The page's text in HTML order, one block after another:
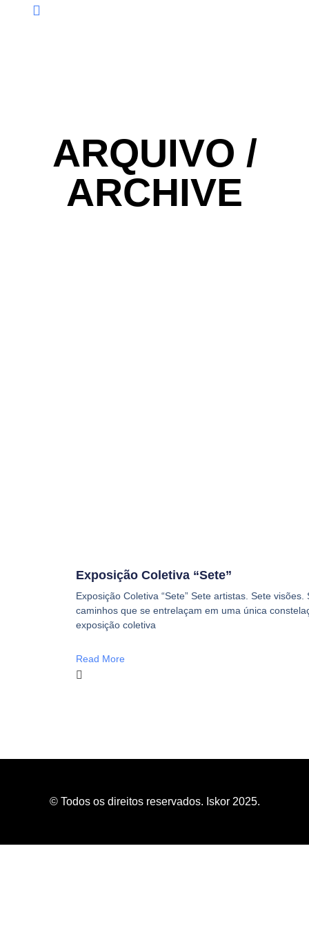
ARQUIVO /
ARCHIVE
Exposição Coletiva “Sete”
Exposição Coletiva “Sete” Sete artistas. Sete visões.
caminhos que se entrelaçam em uma única
exposição coletiva
Read More
© Todos os direitos reservados. Iskor 2025.